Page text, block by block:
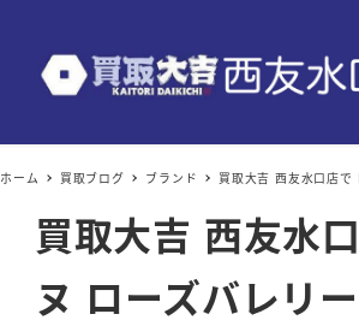
ホーム 買取ブログ ブランド 買取大吉 西友水口店
買取大吉 西友水
ヌ ローズバレリ